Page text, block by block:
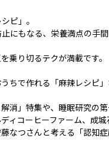
ピ」。
にもなる、栄養満点の手
乗り切るテクが満載です。
ちで作れる「麻辣レシピ
消」特集や、睡眠研究の
ィコーヒーファーム、成
なつさんと考える「認知